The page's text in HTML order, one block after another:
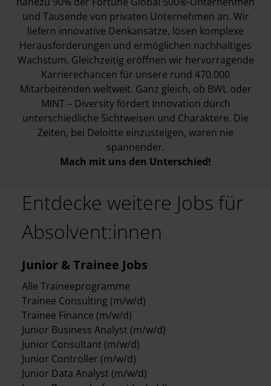
und Tausende von privaten Unternehmen an. Wir
liefern innovative Denkansätze, lösen komplexe
Herausforderungen und ermöglichen nachhaltiges
Wachstum. Gleichzeitig eröffnen wir hervorragende
Karrierechancen für unsere rund 470.000
Mitarbeitenden weltweit. Ganz gleich, ob BWL oder
MINT – Diversity fördert Innovation durch
unterschiedliche Sichtweisen und Charaktere. Die
Zeiten, bei Deloitte einzusteigen, waren nie
spannender.
Mach mit uns den Unterschied!
Entdecke weitere Jobs für
Absolvent:innen
Junior & Trainee Jobs
Alle Traineeprogramme
Trainee Consulting (m/w/d)
Trainee Finance (m/w/d)
Junior Business Analyst (m/w/d)
Junior Consultant (m/w/d)
Junior Controller (m/w/d)
Junior Data Analyst (m/w/d)